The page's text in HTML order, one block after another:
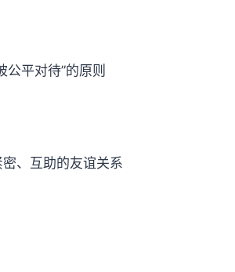
公平对待”的原则
、互助的友谊关系